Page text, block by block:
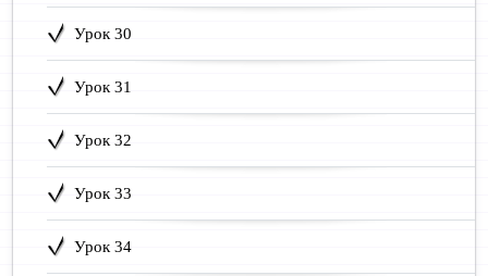
Урок 30
Урок 31
Урок 32
Урок 33
Урок 34